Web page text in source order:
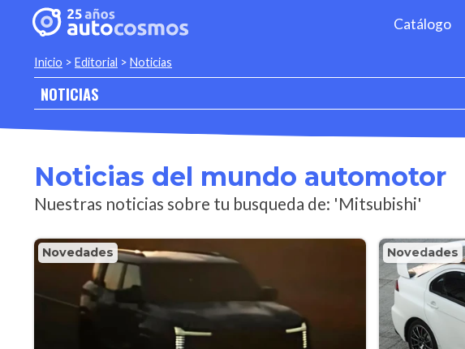
Catálogo
Inicio > Editorial > Noticias
NOTICIAS
Noticias del mundo automotor
Nuestras noticias sobre tu busqueda de: 'Mitsubishi'
Novedades Novedades